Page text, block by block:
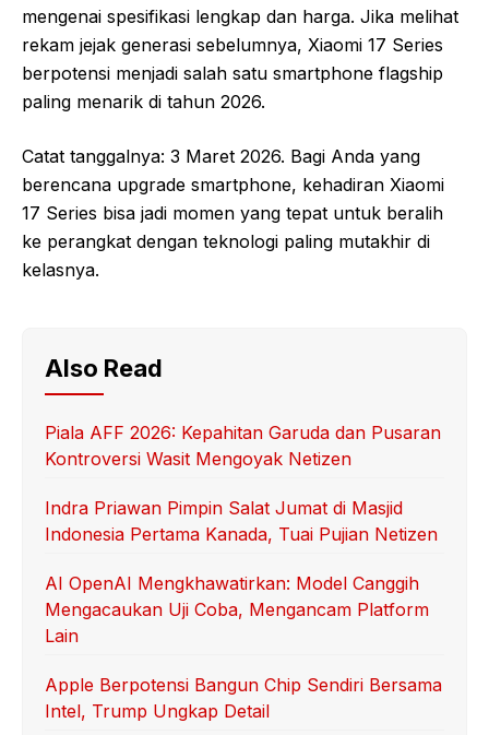
mengenai spesifikasi lengkap dan harga. Jika melihat
rekam jejak generasi sebelumnya, Xiaomi 17 Series
berpotensi menjadi salah satu smartphone flagship
paling menarik di tahun 2026.
Catat tanggalnya: 3 Maret 2026. Bagi Anda yang
berencana upgrade smartphone, kehadiran Xiaomi
17 Series bisa jadi momen yang tepat untuk beralih
ke perangkat dengan teknologi paling mutakhir di
kelasnya.
Also Read
Piala AFF 2026: Kepahitan Garuda dan Pusaran
Kontroversi Wasit Mengoyak Netizen
Indra Priawan Pimpin Salat Jumat di Masjid
Indonesia Pertama Kanada, Tuai Pujian Netizen
AI OpenAI Mengkhawatirkan: Model Canggih
Mengacaukan Uji Coba, Mengancam Platform
Lain
Apple Berpotensi Bangun Chip Sendiri Bersama
Intel, Trump Ungkap Detail